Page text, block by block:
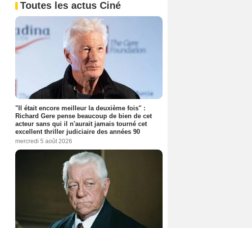
Toutes les actus Ciné
"Il était encore meilleur la deuxième fois" :
Richard Gere pense beaucoup de bien de cet
acteur sans qui il n'aurait jamais tourné cet
excellent thriller judiciaire des années 90
mercredi 5 août 2026